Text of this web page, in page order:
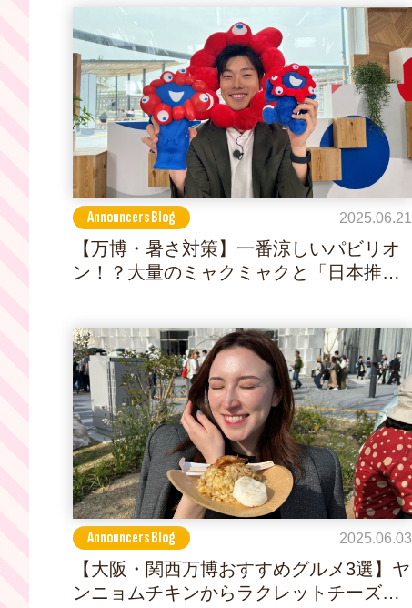
Announcers Blog 2025.06.21
【万博・暑さ対策】一番涼しいパビリオ
ン！？大量のミャクミャクと「日本推し
Announcers Blog 2025.06.03
【大阪・関西万博おすすめグルメ3選】ヤ
ンニョムチキンからラクレットチーズま